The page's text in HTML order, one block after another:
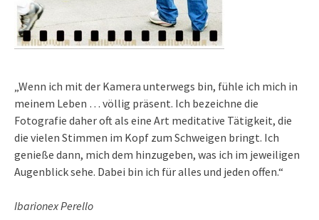
„Wenn ich mit der Kamera unterwegs bin, fühle ich mich in
meinem Leben … völlig präsent. Ich bezeichne die
Fotografie daher oft als eine Art meditative Tätigkeit, die
die vielen Stimmen im Kopf zum Schweigen bringt. Ich
genieße dann, mich dem hinzugeben, was ich im jeweiligen
Augenblick sehe. Dabei bin ich für alles und jeden offen.“
Ibarionex Perello